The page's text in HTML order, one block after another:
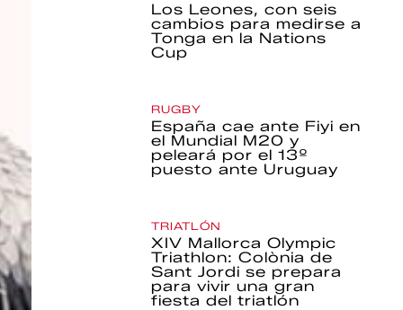
Los Leones, con seis
cambios para medirse a
Tonga en la Nations
Cup
RUGBY
España cae ante Fiyi en
el Mundial M20 y
peleará por el 13º
puesto ante Uruguay
TRIATLÓN
XIV Mallorca Olympic
Triathlon: Colònia de
Sant Jordi se prepara
para vivir una gran
fiesta del triatlón